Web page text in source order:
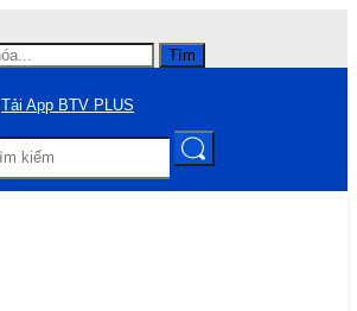
Tìm
Tải App BTV PLUS